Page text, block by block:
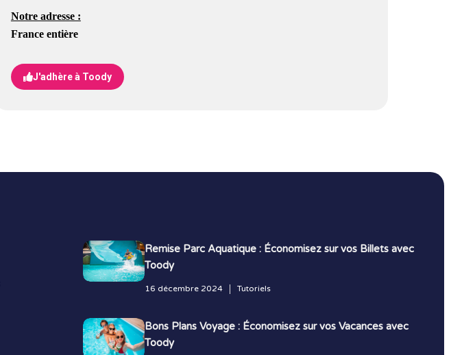
Notre adresse :
France entière
J'adhère à Toody
Remise Parc Aquatique : Économisez sur vos Billets avec
Toody
16 décembre 2024 Tutoriels
Bons Plans Voyage : Économisez sur vos Vacances avec
Toody